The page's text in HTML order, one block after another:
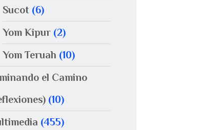
Sucot (6)
Yom Kipur (2)
Yom Teruah (10)
el Camino
(10)
(455)